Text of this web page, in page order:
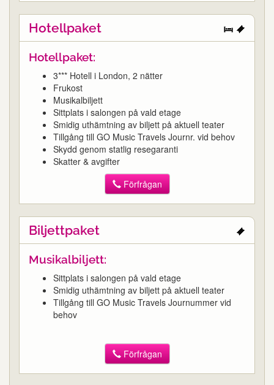
Hotellpaket
Hotellpaket:
3*** Hotell i London, 2 nätter
Frukost
Musikalbiljett
Sittplats i salongen på vald etage
Smidig uthämtning av biljett på aktuell teater
Tillgång till GO Music Travels Journr. vid behov
Skydd genom statlig resegaranti
Skatter & avgifter
Förfrågan
Biljettpaket
Musikalbiljett:
Sittplats i salongen på vald etage
Smidig uthämtning av biljett på aktuell teater
Tillgång till GO Music Travels Journummer vid
behov
Förfrågan